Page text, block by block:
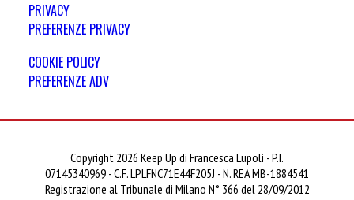
PRIVACY
PREFERENZE PRIVACY
COOKIE POLICY
PREFERENZE ADV
Copyright 2026 Keep Up di Francesca Lupoli - P.I.
07145340969 - C.F. LPLFNC71E44F205J - N. REA MB-1884541
Registrazione al Tribunale di Milano N° 366 del 28/09/2012